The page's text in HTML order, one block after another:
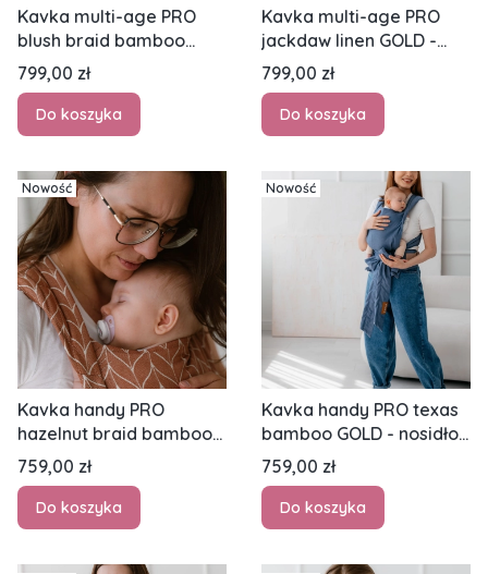
Kavka multi-age PRO
blush braid bamboo
SILVER - nosidło
klamrowe regulowane
Cena
799,00 zł
Do koszyka
Kavka multi-age PRO
jackdaw linen GOLD -
nosidło klamrowe
reguulowane
Cena
799,00 zł
Do koszyka
Nowość
Kavka handy PRO
hazelnut braid bamboo
GOLD - nosidło
hybrydowe regulowane
Cena
759,00 zł
Do koszyka
Nowość
Kavka handy PRO texas
bamboo GOLD - nosidło
hybrydowe regulowane
Cena
759,00 zł
Do koszyka